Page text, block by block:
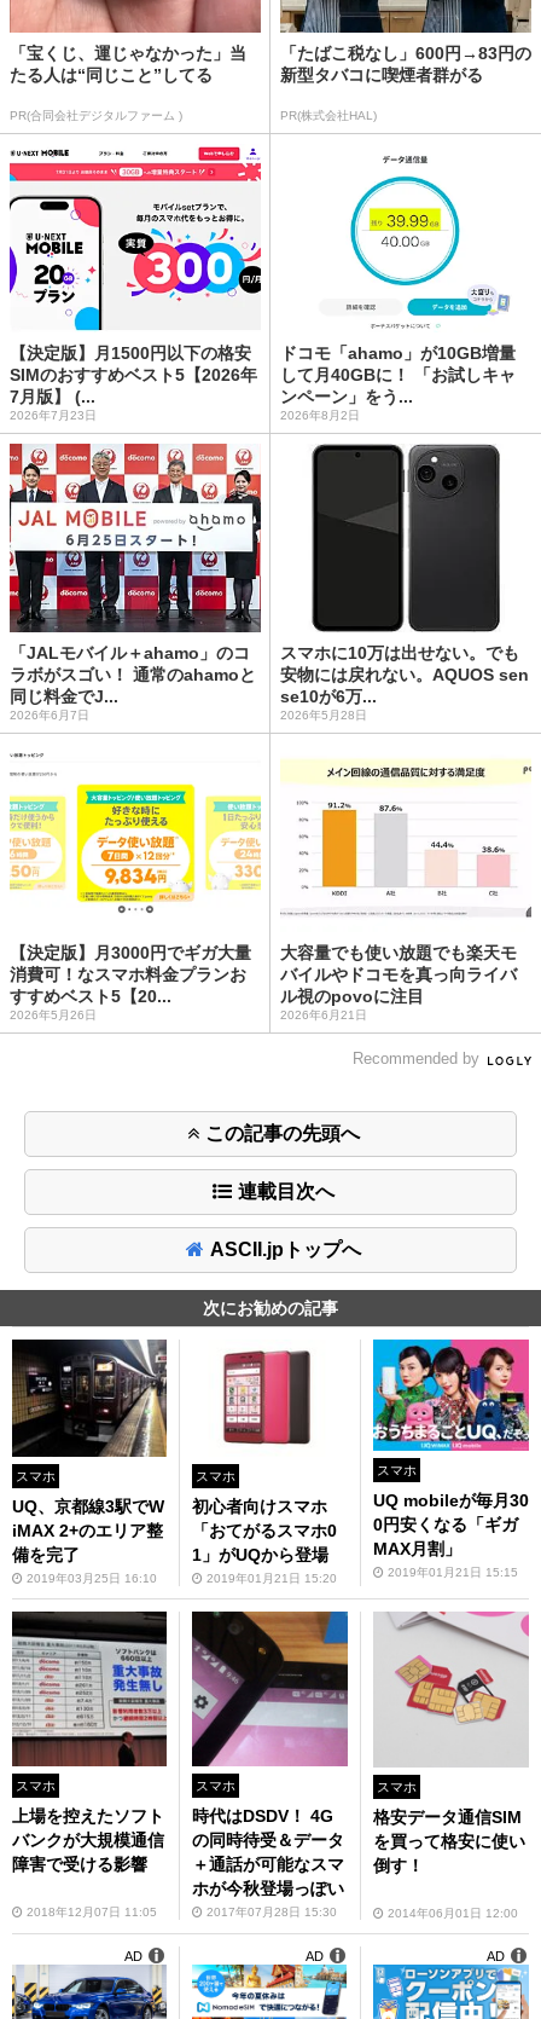
「宝くじ、運じゃなかった」当
たる人は“同じこと”してる
PR(合同会社デジタルファーム )
「たばこ税なし」600円→83円の
新型タバコに喫煙者群がる
PR(株式会社HAL)
【決定版】月1500円以下の格安
SIMのおすすめベスト5【2026年
7月版】 (...
2026年7月23日
ドコモ「ahamo」が10GB増量
して月40GBに！ 「お試しキャ
ンペーン」をう...
2026年8月2日
「JALモバイル＋ahamo」のコ
ラボがスゴい！ 通常のahamoと
同じ料金でJ...
2026年6月7日
スマホに10万は出せない。でも
安物には戻れない。AQUOS sen
se10が6万...
2026年5月28日
【決定版】月3000円でギガ大量
消費可！なスマホ料金プランお
すすめベスト5【20...
2026年5月26日
大容量でも使い放題でも楽天モ
バイルやドコモを真っ向ライバ
ル視のpovoに注目
2026年6月21日
Recommended by
この記事の先頭へ
連載目次へ
ASCII.jpトップへ
次にお勧めの記事
スマホ
UQ、京都線3駅でW
iMAX 2+のエリア整
備を完了
2019年03月25日 16:10
スマホ
初心者向けスマホ
「おてがるスマホ0
1」がUQから登場
2019年01月21日 15:20
スマホ
UQ mobileが毎月30
0円安くなる「ギガ
MAX月割」
2019年01月21日 15:15
スマホ
上場を控えたソフト
バンクが大規模通信
障害で受ける影響
2018年12月07日 11:05
スマホ
時代はDSDV！ 4G
の同時待受＆データ
＋通話が可能なスマ
ホが今秋登場っぽい
2017年07月28日 15:30
スマホ
格安データ通信SIM
を買って格安に使い
倒す！
2014年06月01日 12:00
AD AD AD